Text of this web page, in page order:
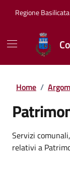
Regione Basilicata
Home /
Dettagli
Servizi
relativi a